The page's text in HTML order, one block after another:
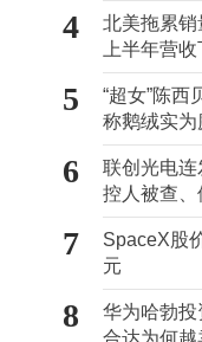
4
北美拖累
上半年营
5
“超女”陈西
称鹅绒实为
百万元
6
联创光电
控人被查
事务所曾出
7
SpaceX股
元
8
华为哈勃
合达为何越